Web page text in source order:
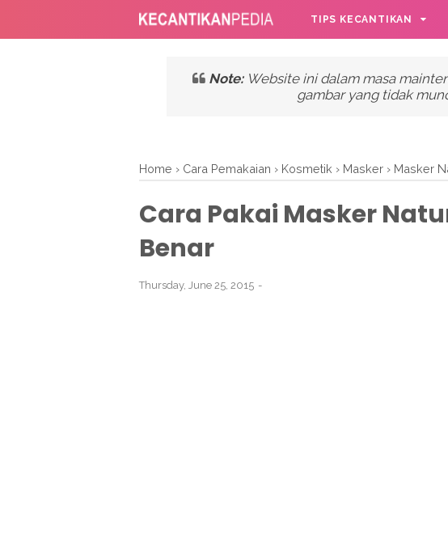
TIPS KECANTIKAN
Note: Website ini dalam masa
gambar yang tidak
Home › Cara Pemakaian › Kosmetik › Masker › Masker
Cara Pakai Masker
Benar
Thursday, June 25, 2015